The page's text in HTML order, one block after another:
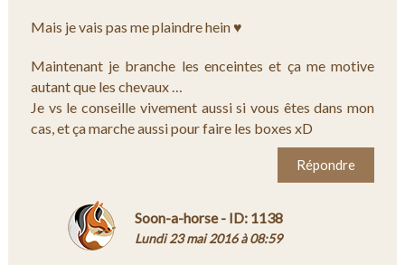
Mais je vais pas me plaindre hein ♥
Maintenant je branche les enceintes et ça me motive
autant que les chevaux …
Je vs le conseille vivement aussi si vous êtes dans mon
cas, et ça marche aussi pour faire les boxes xD
Répondre
Soon-a-horse - ID: 1138
Lundi 23 mai 2016 à 08:59